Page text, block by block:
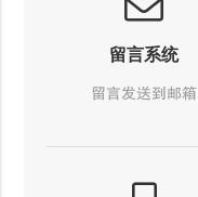
留言系统
留言发送到邮箱